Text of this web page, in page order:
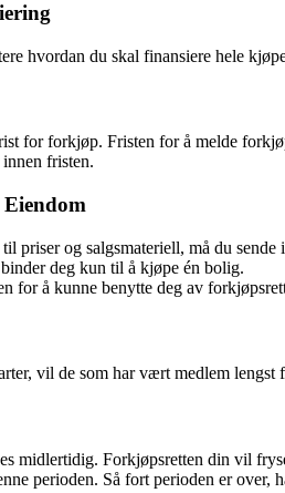
hvordan du skal finansiere hele
for forkjøp. Fristen for å melde
fristen.
priser og salgsmateriell, må du
deg kun til å kjøpe én bolig.
for å kunne benytte deg av
vil de som har vært medlem
midlertidig. Forkjøpsretten din vil
perioden. Så fort perioden er over,